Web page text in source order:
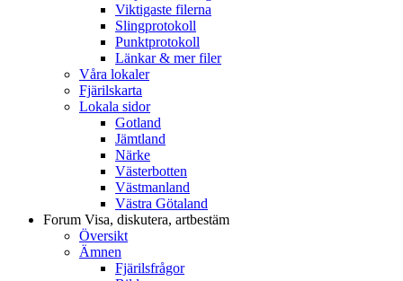
Viktigaste filerna
Slingprotokoll
Punktprotokoll
Länkar & mer filer
Våra lokaler
Fjärilskarta
Lokala sidor
Gotland
Jämtland
Närke
Västerbotten
Västmanland
Västra Götaland
Forum Visa, diskutera, artbestäm
Översikt
Ämnen
Fjärilsfrågor